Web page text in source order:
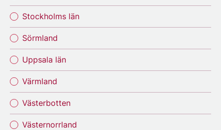
Stockholms län
Sörmland
Uppsala län
Värmland
Västerbotten
Västernorrland